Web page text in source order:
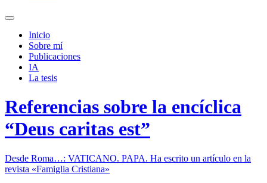
Alternar
campo
búsqueda
Inicio
Sobre mí­
Publicaciones
IA
La tesis
Referencias sobre la encíclica
“Deus caritas est”
Desde Roma…: VATICANO. PAPA. Ha escrito un artículo en la
revista «Famiglia Cristiana»